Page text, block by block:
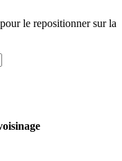
le repositionner sur la